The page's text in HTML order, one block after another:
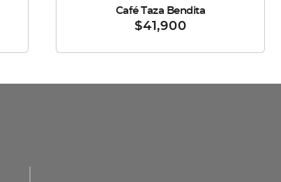
$41,900
Café Taza Bendita